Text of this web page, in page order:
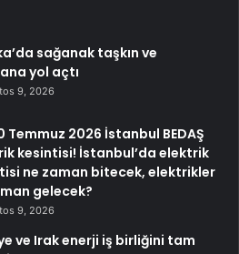
sağanak taşkın ve
yol açtı
9, 2026
Temmuz 2026 İstanbul BEDAŞ
kesintisi! İstanbul’da elektrik
ne zaman bitecek, elektrikler
gelecek?
9, 2026
ve Irak enerji iş birliğini tam